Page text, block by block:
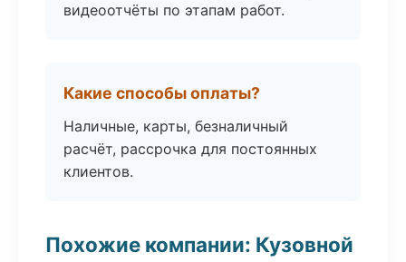
видеоотчёты по этапам работ.
Какие способы оплаты?
Наличные, карты, безналичный
расчёт, рассрочка для постоянных
клиентов.
Похожие компании: Кузовной